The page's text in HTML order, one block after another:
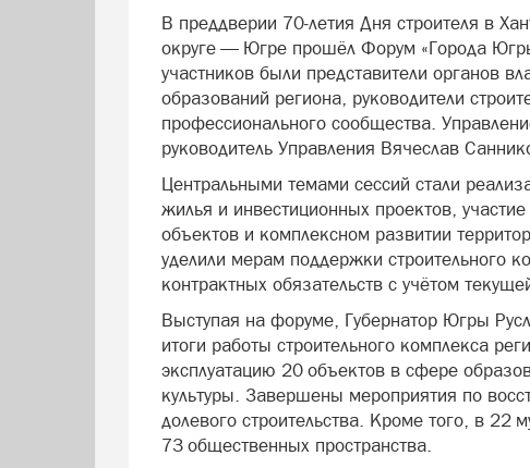
В преддверии 70‑летия Дня строителя в
округе — Югре прошёл Форум «Города
участников были представители органов
образований региона, руководители
профессионального сообщества.
руководитель Управления Вячеслав
Центральными темами сессий стали
жилья и инвестиционных проектов,
объектов и комплексном развитии
уделили мерам поддержки строительного
контрактных обязательств с учётом
Выступая на форуме, Губернатор Югры
итоги работы строительного комплекса
эксплуатацию 20 объектов в сфере
культуры. Завершены мероприятия по
долевого строительства. Кроме того, в 22
73 общественных пространства.